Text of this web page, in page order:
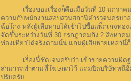
เรื่องของเรื่องก็คือเมื่อวันที่ 10 มกราคม
ความกับพนักงานสอบสวนสถานีตำรวจนครบา
ฉ้อโกง หลังผู้เสียหายได้เข้าไปซื้อแพ็กเกจท่อ
จัดขึ้นระหว่างวันที่ 30 กรกฎาคมถึง 2 สิงหาค
ท่องเที่ยวได้จริงตามนั้น แถมผู้เสียหายเหล่านี้
เรื่องนี้ชัดเจนครับว่า เข้าข่ายความผิดฐาน
สามารถทำตามที่โฆษณาไว้ แถมปิดบริษัทหนีอี
ปรับครับ